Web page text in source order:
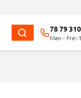
78 79
Man - Fre: